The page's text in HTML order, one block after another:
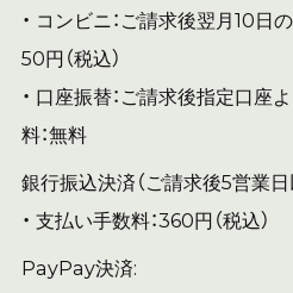
・ コンビニ：ご請求後翌月10日
50円（税込）
・ 口座振替：ご請求後指定口座
料：無料
銀行振込決済（ご請求後5営業日
・ 支払い手数料：360円（税込）
PayPay決済: